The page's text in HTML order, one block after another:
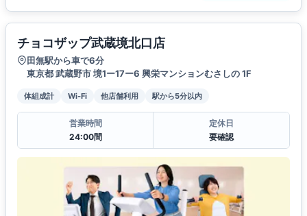
チョコザップ武蔵境北口店
田無駅から車で6分
東京都 武蔵野市 境1ー17ー6 興栄マンションむさしの 1F
体組成計 Wi-Fi 他店舗利用 駅から5分以内
営業時間
24:00間
定休日
要確認